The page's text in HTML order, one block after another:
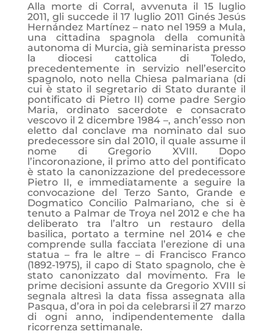
Alla morte di Corral, avvenuta il 15 luglio
2011, gli succede il 17 luglio 2011 Ginés Jesús
Hernández Martínez – nato nel 1959 a Mula,
una cittadina spagnola della comunità
autonoma di Murcia, già seminarista presso
la diocesi cattolica di Toledo,
precedentemente in servizio nell’esercito
spagnolo, noto nella Chiesa palmariana (di
cui è stato il segretario di Stato durante il
pontificato di Pietro II) come padre Sergio
Maria, ordinato sacerdote e consacrato
vescovo il 2 dicembre 1984 –, anch’esso non
eletto dal conclave ma nominato dal suo
predecessore sin dal 2010, il quale assume il
nome di Gregorio XVIII. Dopo
l’incoronazione, il primo atto del pontificato
è stato la canonizzazione del predecessore
Pietro II, e immediatamente a seguire la
convocazione del Terzo Santo, Grande e
Dogmatico Concilio Palmariano, che si è
tenuto a Palmar de Troya nel 2012 e che ha
deliberato tra l’altro un restauro della
basilica, portato a termine nel 2014 e che
comprende sulla facciata l’erezione di una
statua – fra le altre – di Francisco Franco
(1892-1975), il capo di Stato spagnolo, che è
stato canonizzato dal movimento. Fra le
prime decisioni assunte da Gregorio XVIII si
segnala altresì la data fissa assegnata alla
Pasqua, d’ora in poi da celebrarsi il 27 marzo
di ogni anno, indipendentemente dalla
ricorrenza settimanale.